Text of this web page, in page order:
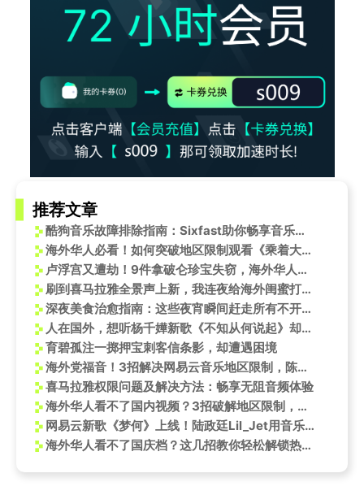
推荐文章
酷狗音乐故障排除指南：Sixfast助你畅享音乐之旅
海外华人必看！如何突破地区限制观看《乘着大巴看中国》海晏站完整版
卢浮宫又遭劫！9件拿破仑珍宝失窃，海外华人如何守护家中‘传家宝’？
刷到喜马拉雅全景声上新，我连夜给海外闺蜜打电话：这声音，听得我鸡皮疙瘩都起来了
深夜美食治愈指南：这些夜宵瞬间赶走所有不开心！
人在国外，想听杨千嬅新歌《不知从何说起》却打不开？这感觉我太懂了
育碧孤注一掷押宝刺客信条影，却遭遇困境
海外党福音！3招解决网易云音乐地区限制，陈少熙新歌《不负青山》轻松听
喜马拉雅权限问题及解决方法：畅享无阻音频体验
海外华人看不了国内视频？3招破解地区限制，央视科技大片随心看！
网易云新歌《梦何》上线！陆政廷Lil_Jet用音乐讲述那些藏在梦里的故事
海外华人看不了国庆档？这几招教你轻松解锁热门大片